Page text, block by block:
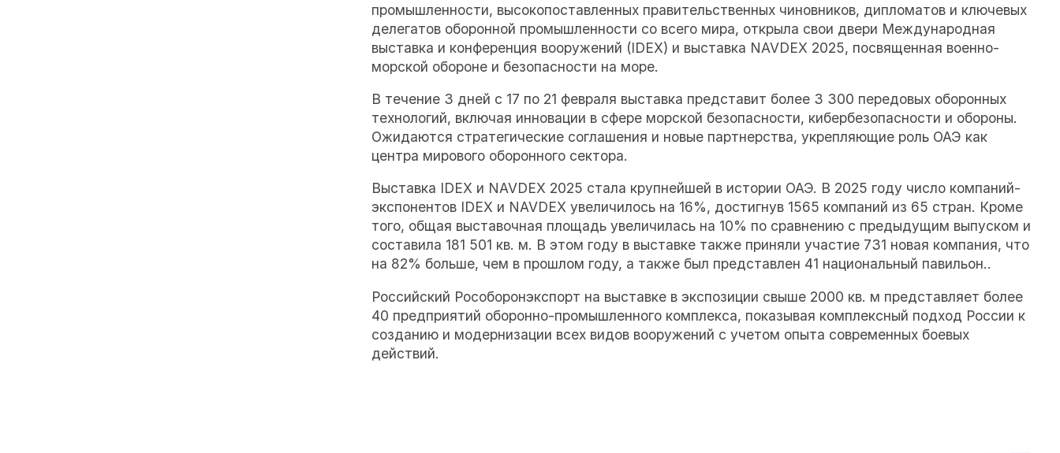
промышленности, высокопоставленных правительственных чиновников, дипломатов и ключевых
делегатов оборонной промышленности со всего мира, открыла свои двери Международная
выставка и конференция вооружений (IDEX) и выставка NAVDEX 2025, посвященная военно-
морской обороне и безопасности на море.
В течение 3 дней с 17 по 21 февраля выставка представит более 3 300 передовых оборонных
технологий, включая инновации в сфере морской безопасности, кибербезопасности и обороны.
Ожидаются стратегические соглашения и новые партнерства, укрепляющие роль ОАЭ как
центра мирового оборонного сектора.
Выставка IDEX и NAVDEX 2025 стала крупнейшей в истории ОАЭ. В 2025 году число компаний-
экспонентов IDEX и NAVDEX увеличилось на 16%, достигнув 1565 компаний из 65 стран. Кроме
того, общая выставочная площадь увеличилась на 10% по сравнению с предыдущим выпуском и
составила 181 501 кв. м. В этом году в выставке также приняли участие 731 новая компания, что
на 82% больше, чем в прошлом году, а также был представлен 41 национальный павильон..
Российский Рособоронэкспорт на выставке в экспозиции свыше 2000 кв. м представляет более
40 предприятий оборонно-промышленного комплекса, показывая комплексный подход России к
созданию и модернизации всех видов вооружений с учетом опыта современных боевых
действий.